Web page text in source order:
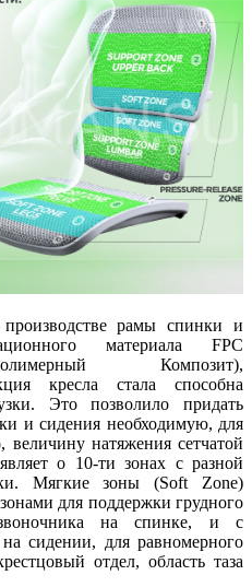
рамы спинки и
материала FPC
Композит),
кресла стала способна
Это позволило придать
и сидения необходимую, для
натяжения сетчатой
о 10-ти зонах с разной
Мягкие зоны (Soft Zone)
для поддержки грудного
на спинке, и с
сидении, для равномерного
отдел, область таза